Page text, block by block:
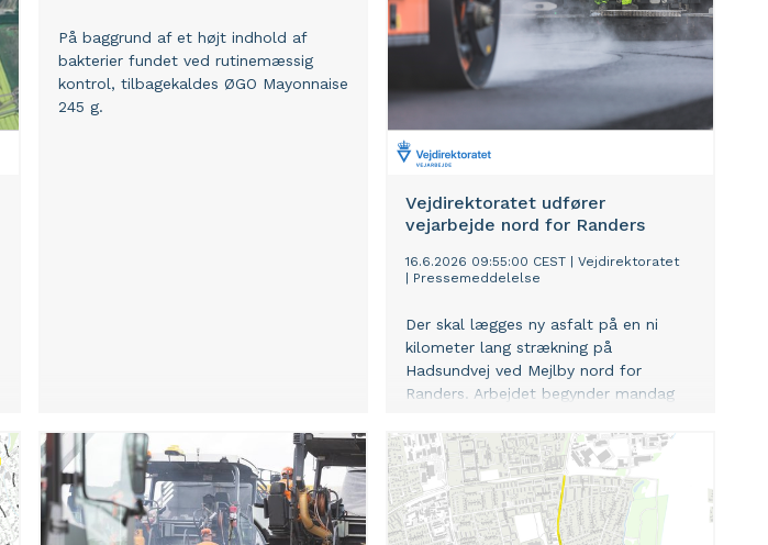
På baggrund af et højt indhold af
bakterier fundet ved rutinemæssig
kontrol, tilbagekaldes ØGO Mayonnaise
245 g.
Vejdirektoratet udfører
vejarbejde nord for Randers
16.6.2026 09:55:00 CEST
Vejdirektoratet
Pressemeddelelse
Der skal lægges ny asfalt på en ni
kilometer lang strækning på
Hadsundvej ved Mejlby nord for
Randers. Arbejdet begynder mandag